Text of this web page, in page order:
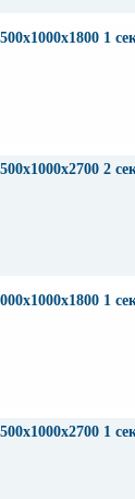
1
2
1
1